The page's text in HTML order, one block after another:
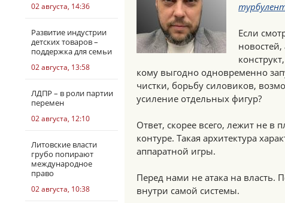
02 августа, 14:36
Развитие индустрии
детских товаров –
поддержка для семьи
02 августа, 13:58
ЛДПР – в роли партии
перемен
02 августа, 12:10
Литовские власти
грубо попирают
международное
право
02 августа, 10:38
Если
кому выгодно одновременно
чистки, борьбу силовиков,
усиление отдельных фигур?
Ответ, скорее всего, лежит не
контуре. Такая архитектура
аппаратной игры.
Перед нами не атака на власть.
внутри самой системы.